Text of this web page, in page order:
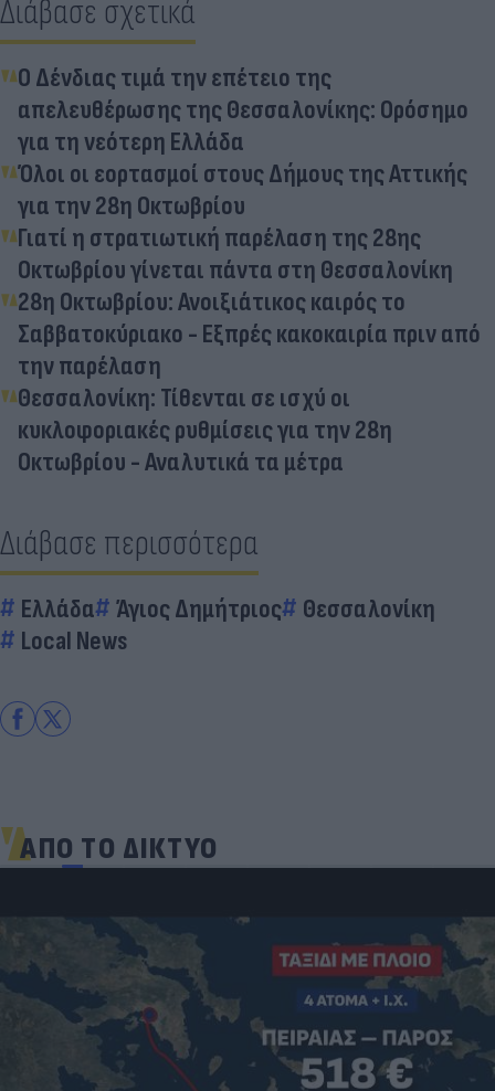
Διάβασε σχετικά
Ο Δένδιας τιμά την επέτειο της
απελευθέρωσης της Θεσσαλονίκης: Ορόσημο
για τη νεότερη Ελλάδα
Όλοι οι εορτασμοί στους Δήμους της Αττικής
για την 28η Οκτωβρίου
Γιατί η στρατιωτική παρέλαση της 28ης
Οκτωβρίου γίνεται πάντα στη Θεσσαλονίκη
28η Οκτωβρίου: Ανοιξιάτικος καιρός το
Σαββατοκύριακο - Εξπρές κακοκαιρία πριν από
την παρέλαση
Θεσσαλονίκη: Τίθενται σε ισχύ οι
κυκλοφοριακές ρυθμίσεις για την 28η
Οκτωβρίου - Αναλυτικά τα μέτρα
Διάβασε περισσότερα
Ελλάδα Άγιος Δημήτριος
Θεσσαλονίκη
Local News
ΑΠΟ ΤΟ ΔΙΚΤΥΟ